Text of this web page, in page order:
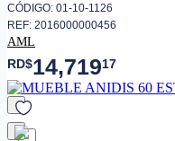
CÓDIGO: 01-10-1126
REF: 2016000000456
AML
RD$14,71917